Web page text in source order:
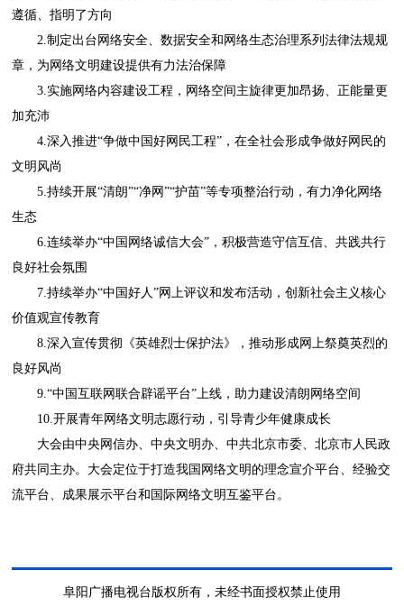
遵循、指明了方向
2.制定出台网络安全、数据安全和网络生态治理系列法律法规规
章，为网络文明建设提供有力法治保障
3.实施网络内容建设工程，网络空间主旋律更加昂扬、正能量更
加充沛
4.深入推进“争做中国好网民工程”，在全社会形成争做好网民的
文明风尚
5.持续开展“清朗”“净网”“护苗”等专项整治行动，有力净化网络
生态
6.连续举办“中国网络诚信大会”，积极营造守信互信、共践共行
良好社会氛围
7.持续举办“中国好人”网上评议和发布活动，创新社会主义核心
价值观宣传教育
8.深入宣传贯彻《英雄烈士保护法》，推动形成网上祭奠英烈的
良好风尚
9.“中国互联网联合辟谣平台”上线，助力建设清朗网络空间
10.开展青年网络文明志愿行动，引导青少年健康成长
大会由中央网信办、中央文明办、中共北京市委、北京市人民政
府共同主办。大会定位于打造我国网络文明的理念宣介平台、经验交
流平台、成果展示平台和国际网络文明互鉴平台。
阜阳广播电视台版权所有，未经书面授权禁止使用